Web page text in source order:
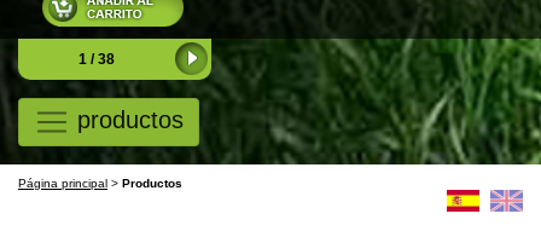
1 / 38
productos
Página principal > Productos